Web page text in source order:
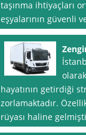
taşınma ihtiyaçları
eşyalarının güvenli
hayatının getirdiği
zorlamaktadır.
rüyası haline